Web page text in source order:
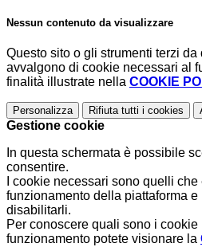
Nessun contenuto da visualizzare
Questo sito o gli strumenti terzi
avvalgono di cookie necessari al
finalità illustrate nella COOKIE
Personalizza Rifiuta tutti i cookies
Gestione cookie
In questa schermata è possibile
consentire.
I cookie necessari sono quelli che
funzionamento della piattaforma
disabilitarli.
Per conoscere quali sono i cookie
funzionamento potete visionare la